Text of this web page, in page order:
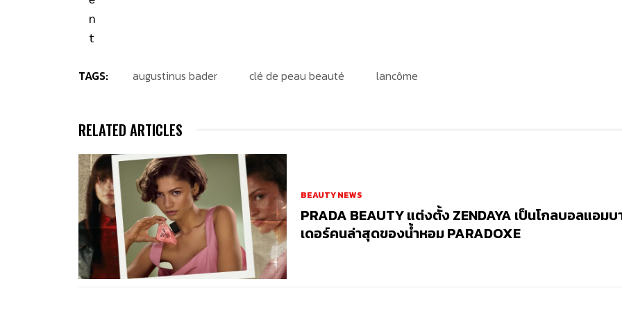
TAGS: augustinus bader clé de peau beauté lancôme
RELATED ARTICLES
BEAUTY NEWS
PRADA BEAUTY แต่งตั้ง ZENDAYA เป็นโกลบอลแอมบ
เดอร์คนล่าสุดของน้ำหอม PARADOXE